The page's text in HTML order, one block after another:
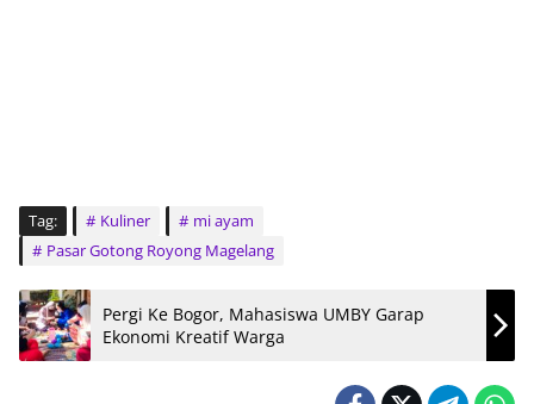
Tag: Kuliner
mi ayam
Pasar Gotong Royong Magelang
Pergi Ke Bogor, Mahasiswa UMBY Garap
Ekonomi Kreatif Warga